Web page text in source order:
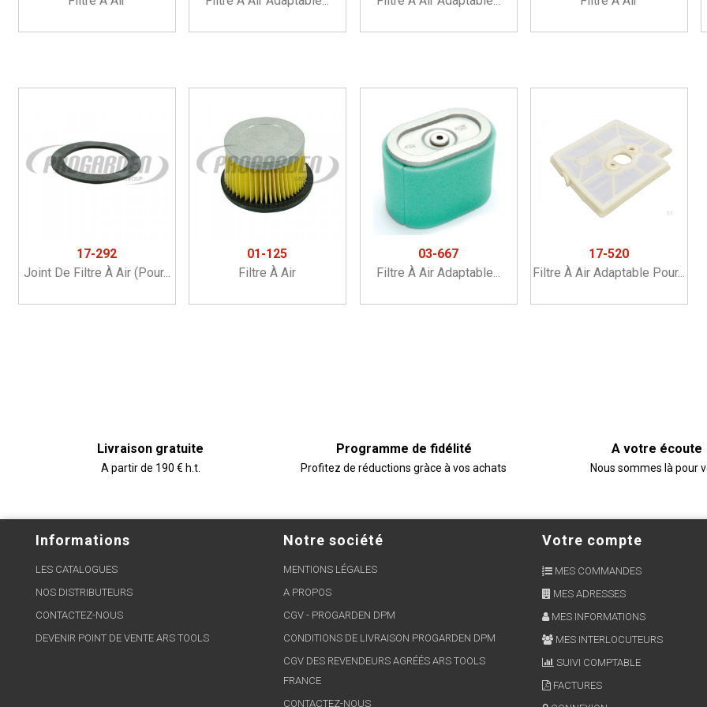
17-292
Joint De Filtre À Air (pour...
01-125
Filtre À Air
03-667
Filtre À Air Adaptable...
17-520
Filtre À Air Adaptable Pour...
Livraison gratuite
A partir de 190 € h.t.
Programme de fidélité
Profitez de réductions gràce à vos achats
A votre écoute
Nous sommes là pour
Informations
LES CATALOGUES
NOS DISTRIBUTEURS
CONTACTEZ-NOUS
DEVENIR POINT DE VENTE ARS TOOLS
Notre société
MENTIONS LÉGALES
A PROPOS
CGV - PROGARDEN DPM
CONDITIONS DE LIVRAISON PROGARDEN DPM
CGV DES REVENDEURS AGRÉÉS ARS TOOLS
FRANCE
CONTACTEZ-NOUS
Votre compte
MES COMMANDES
MES ADRESSES
MES INFORMATIONS
MES INTERLOCUTEURS
SUIVI COMPTABLE
FACTURES